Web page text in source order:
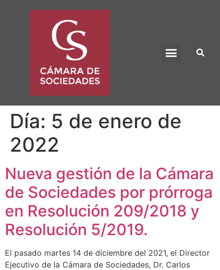
Día: 5 de enero de
2022
Nueva gestión de la Cámara
de Sociedades por prórroga
en Resolución 209/2018 y
Resolución 5/2019.
El pasado martes 14 de diciembre del 2021, el Director
Ejecutivo de la Cámara de Sociedades, Dr. Carlos